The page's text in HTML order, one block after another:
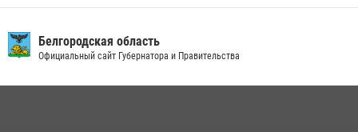
беседу по профилактике аварийности
09 июля 2026, 10:07
Белгородская область
Официальный сайт Губернатора и Правительства